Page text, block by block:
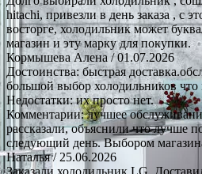
hitachi, привезли в день заказа , с
восторге, холодильник может
магазин и эту марку для покупки.
Кормышева Алена / 01.07.2026
Достоинства: быстрая
большой выбор холодильников
Недостатки: их просто нет.
Комментарии: лучшее
рассказали, объяснили что лучше
следующий день. Выбором
Наталья/ 25.06.2026
Заказали холодильник LG.